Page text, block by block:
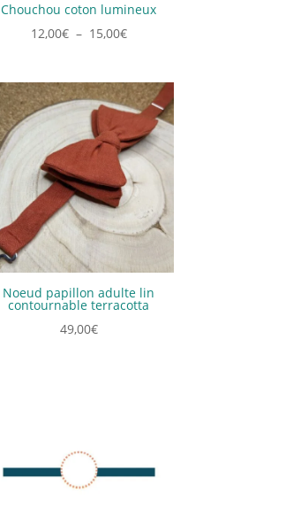
Chouchou coton lumineux
12,00€ – 15,00€Plage
prix :
12,00€
15,00€
Noeud papillon adulte lin
contournable terracotta
49,00€